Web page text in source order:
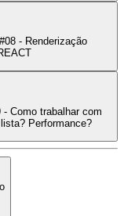
- Renderização
Como trabalhar com
Performance?